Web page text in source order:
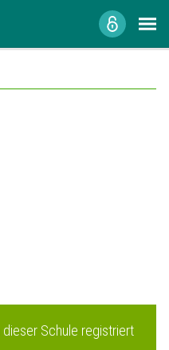
Schule registriert